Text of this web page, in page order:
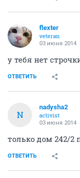
flexter
veteran
03 июня 2014
у тебя нет
ОТВЕТИТЬ
N
nadysha2
activist
03 июня 2014
только дом 242/2
ОТВЕТИТЬ